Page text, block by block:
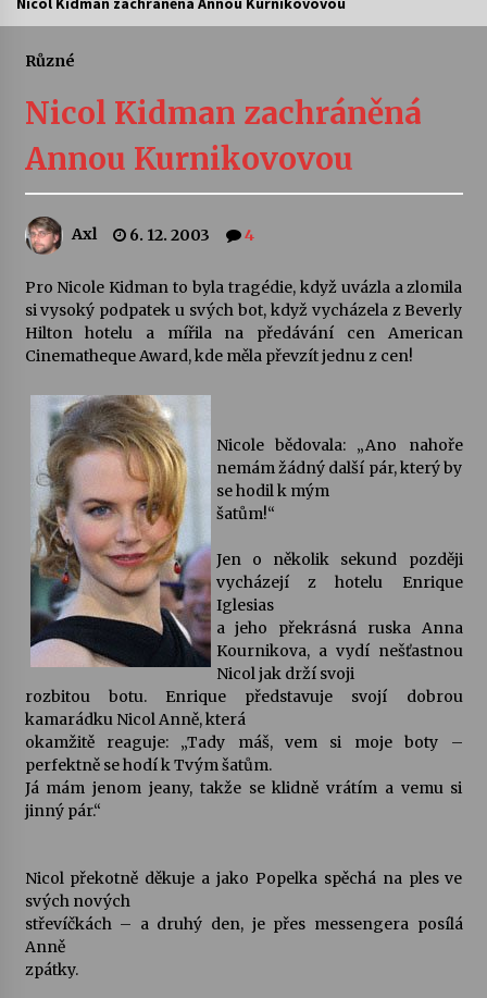
kapkou
Veselí muzikanti
Pozvánka na integrační festival Quijotova
šedesátka: 28. 7.–1. 8. 2026
Letní koncerty ve Stromovce: Kolchoz a
Jenakaši
28. 7. 2026
Votavžatský ploty
23. 7. 2026
Letní koncerty ve Stromovce: Rufus Miller
22. 7. 2026
Vysočinka
17. 7. 2026
Za kulturou kousek za Humpolec. V Želivě ožije
Různé
Nicol Kidman zachráněná
Annou Kurnikovovou
Axl 6. 12. 2003 4
Pro Nicole Kidman to byla tragédie, když uvázla a zlomila
si vysoký podpatek u svých bot, když vycházela z Beverly
Hilton hotelu a mířila na předávání cen American
Cinematheque Award, kde měla převzít jednu z cen!
Nicole bědovala: „Ano nahoře
nemám žádný další pár, který by
se hodil k mým
šatům!“
Jen o několik sekund později
vycházejí z hotelu Enrique
Iglesias
a jeho překrásná ruska Anna
Kournikova, a vydí nešťastnou
Nicol jak drží svoji
rozbitou botu. Enrique představuje svojí dobrou
kamarádku Nicol Anně, která
okamžitě reaguje: „Tady máš, vem si moje boty –
perfektně se hodí k Tvým šatům.
Já mám jenom jeany, takže se klidně vrátím a vemu si
jinný pár.“
Nicol překotně děkuje a jako Popelka spěchá na ples ve
svých nových
střevíčkách – a druhý den, je přes messengera posílá
Anně
zpátky.